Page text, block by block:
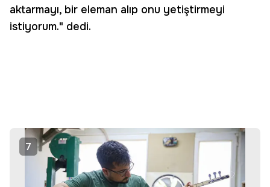
aktarmayı, bir eleman alıp onu yetiştirmeyi
istiyorum." dedi.
7